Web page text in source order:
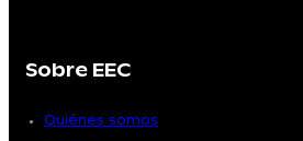
Sobre EEC
Quiénes somos